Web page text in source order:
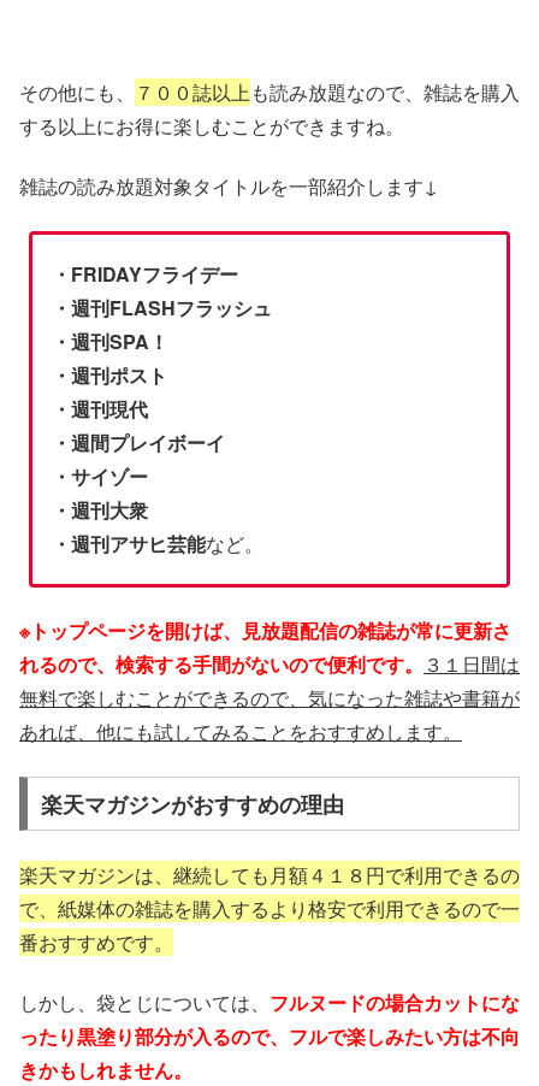
その他にも、 ７００誌以上も読み放題なので、雑誌を購入
する以上にお得に楽しむことができますね。
雑誌の読み放題対象タイトルを一部紹介します↓
・FRIDAYフライデー
・週刊FLASHフラッシュ
・週刊SPA！
・週刊ポスト
・週刊現代
・週間プレイボーイ
・サイゾー
・週刊大衆
・週刊アサヒ芸能など。
※トップページを開けば、見放題配信の雑誌が常に更新さ
れるので、検索する手間がないので便利です。
３１日間は
無料で楽しむことができるので、気になった雑誌や書籍が
あれば、他にも試してみることをおすすめします。
楽天マガジンがおすすめの理由
楽天マガジンは、継続しても月額４１８円で利用できるの
で、紙媒体の雑誌を購入するより格安で利用できるので一
番おすすめです。
しかし、袋とじについては、 フルヌードの場合カットにな
ったり黒塗り部分が入るので、フルで楽しみたい方は不向
きかもしれません。